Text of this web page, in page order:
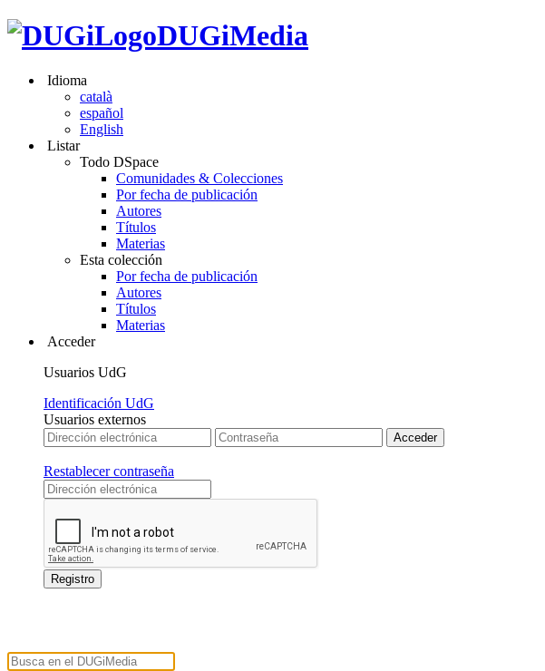
DUGiMedia
Idioma
català
español
English
Listar
Todo DSpace
Comunidades & Colecciones
Por fecha de publicación
Autores
Títulos
Materias
Esta colección
Por fecha de publicación
Autores
Títulos
Materias
Acceder
Usuarios UdG
Identificación UdG
Usuarios externos
Restablecer contraseña